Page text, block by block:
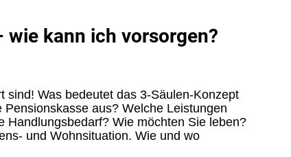
wie kann ich vorsorgen?
sind! Was bedeutet das 3-Säulen-Konzept
aus? Welche Leistungen
Handlungsbedarf? Wie möchten Sie leben?
und Wohnsituation. Wie und wo